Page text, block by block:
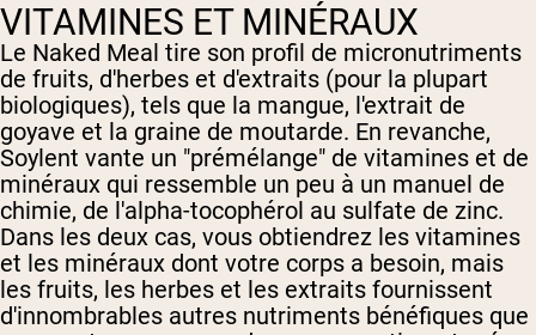
VITAMINES ET MINÉRAUX
Le Naked Meal tire son profil de micronutriments
de fruits, d'herbes et d'extraits (pour la plupart
biologiques), tels que la mangue, l'extrait de
goyave et la graine de moutarde. En revanche,
Soylent vante un "prémélange" de vitamines et de
minéraux qui ressemble un peu à un manuel de
chimie, de l'alpha-tocophérol au sulfate de zinc.
Dans les deux cas, vous obtiendrez les vitamines
et les minéraux dont votre corps a besoin, mais
les fruits, les herbes et les extraits fournissent
d'innombrables autres nutriments bénéfiques que